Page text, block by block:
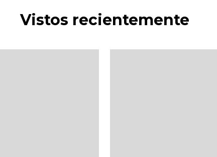
Vistos recientemente